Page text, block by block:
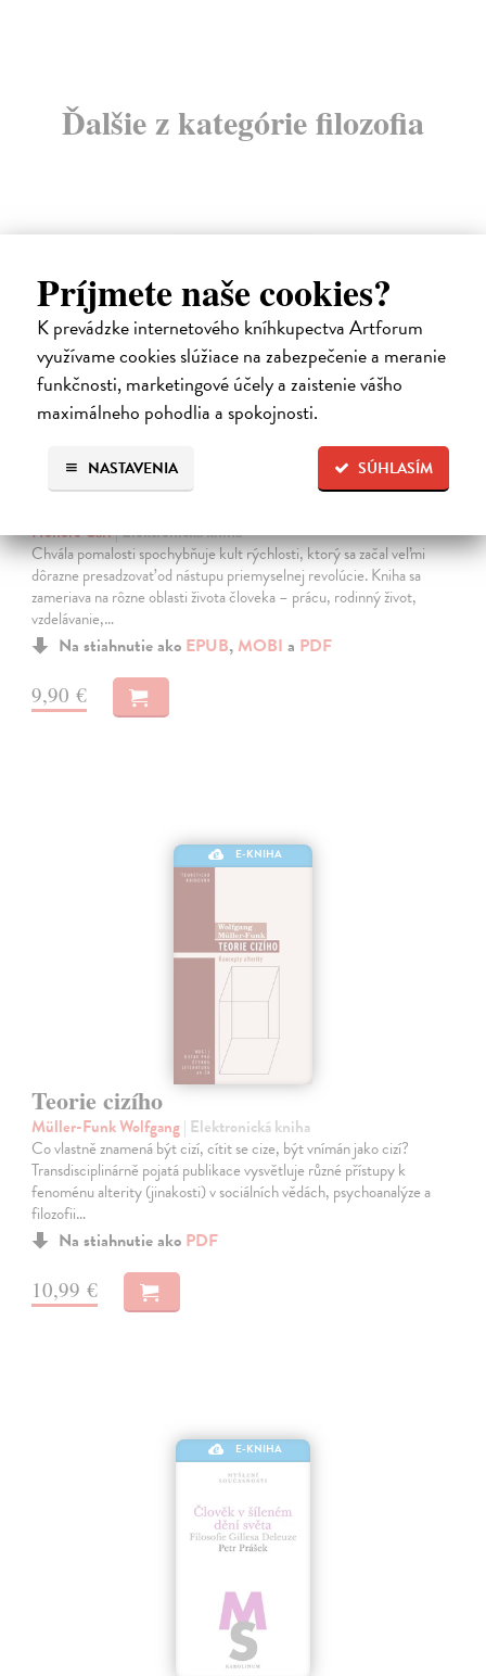
Príjmete naše cookies?
K prevádzke internetového kníhkupectva Artforum
využívame cookies slúžiace na zabezpečenie a meranie
funkčnosti, marketingové účely a zaistenie vášho
maximálneho pohodlia a spokojnosti.
SÚHLASÍM
NASTAVENIA
Ďalšie z kategórie filozofia
Honoré Carl| Elektronická kniha
Chvála pomalosti spochybňuje kult rýchlosti, ktorý sa začal veľmi
dôrazne presadzovať od nástupu priemyselnej revolúcie. Kniha sa
zameriava na rôzne oblasti života človeka – prácu, rodinný život,
vzdelávanie,…
Na stiahnutie ako EPUB, MOBI a PDF
9,90 €
E-KNIHA
Teorie cizího
Müller-Funk Wolfgang| Elektronická kniha
Co vlastně znamená být cizí, cítit se cize, být vnímán jako cizí?
Transdisciplinárně pojatá publikace vysvětluje různé přístupy k
fenoménu alterity (jinakosti) v sociálních vědách, psychoanalýze a
filozofii…
Na stiahnutie ako PDF
10,99 €
E-KNIHA